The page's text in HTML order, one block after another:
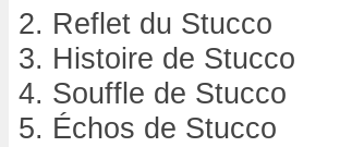
Reflet du Stucco
Histoire de Stucco
Souffle de Stucco
Échos de Stucco